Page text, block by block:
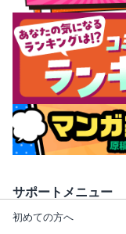
サポートメニュー
初めての方へ